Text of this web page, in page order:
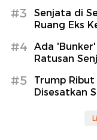
#3
Senjata di
Ruang Eks
#4
Ada
Ratusan
#5
Trump Ribut
Disesatkan